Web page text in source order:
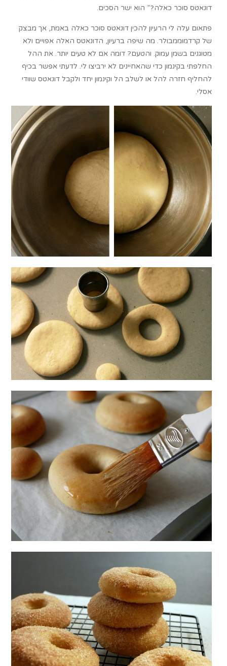
דונאטס סוכר כאלה?” הוא ישר הסכים.
פתאום עלה לי הרעיון להכין דונאטס סוכר כאלה באמת, אך מבצק
של קרדמוממבולר. מה שיפה ברעיון, הדונאטס האלה אפויים ולא
מטוגנים בשמן עמוק. והטעם? דומה אם לא טעים יותר. את ההל
החלפתי בקינמון כדי שהאחיינים לא ירביצו לי. לדעתי אפשר בכיף
להחליף חזרה להל או לשלב הל וקינמון יחד ולקבל דונאטס שוודי
אסלי.